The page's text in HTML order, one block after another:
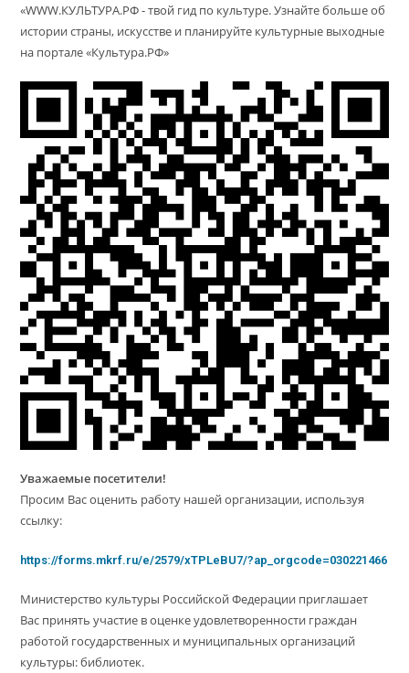
«WWW.КУЛЬТУРА.РФ - твой гид по культуре. Узнайте больше об
истории страны, искусстве и планируйте культурные выходные
на портале «Культура.РФ»
Уважаемые посетители!
Просим Вас оценить работу нашей организации, используя
ссылку:
https://forms.mkrf.ru/e/2579/xTPLeBU7/?ap_orgcode=030221466
Министерство культуры Российской Федерации приглашает
Вас принять участие в оценке удовлетворенности граждан
работой государственных и муниципальных организаций
культуры: библиотек.